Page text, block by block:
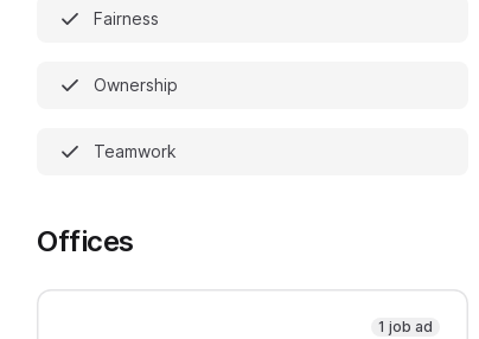
Fairness
Ownership
Teamwork
Offices
1 job ad